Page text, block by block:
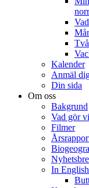
Kalender
Anmäl
Din sida
Om oss
Bakgrund
Vad gör vi
Filmer
In English